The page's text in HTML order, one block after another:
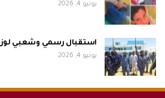
يونيو 4, 2026
استقبال رسمي وشعبي
يونيو 4, 2026